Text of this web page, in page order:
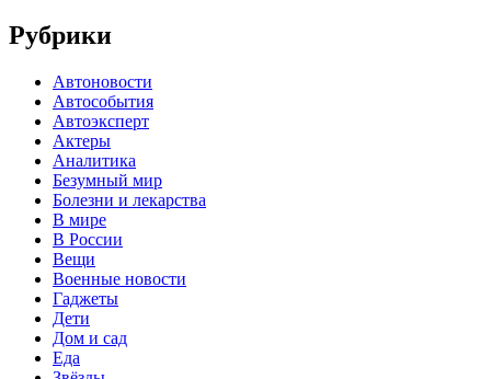
Рубрики
Автоновости
Автособытия
Автоэксперт
Актеры
Аналитика
Безумный мир
Болезни и лекарства
В мире
В России
Вещи
Военные новости
Гаджеты
Дети
Дом и сад
Еда